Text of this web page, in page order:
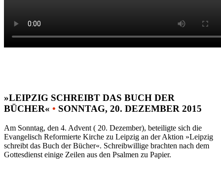
»LEIPZIG SCHREIBT DAS BUCH DER
BÜCHER« • SONNTAG, 20. DEZEMBER 2015
Am Sonntag, den 4. Advent ( 20. Dezember), beteiligte sich die
Evangelisch Reformierte Kirche zu Leipzig an der Aktion »Leipzig
schreibt das Buch der Bücher«. Schreibwillige brachten nach dem
Gottesdienst einige Zeilen aus den Psalmen zu Papier.